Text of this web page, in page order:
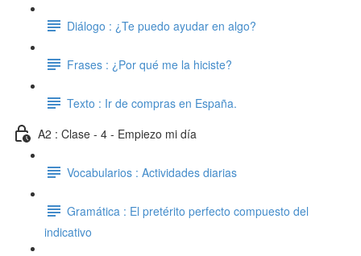
Diálogo : ¿Te puedo ayudar en algo?
Frases : ¿Por qué me la hiciste?
Texto : Ir de compras en España.
A2 : Clase - 4 - Empiezo mi día
Vocabularios : Actividades diarias
Gramática : El pretérito perfecto compuesto del
indicativo